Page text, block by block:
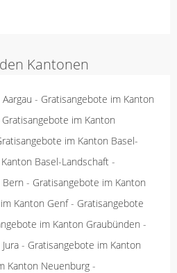
Kantonen
- Gratisangebote im Kanton
Gratisangebote im Kanton
im Kanton Basel-
Basel-Landschaft -
Bern - Gratisangebote im Kanton
Kanton Genf- Gratisangebote
im Kanton Graubünden -
- Gratisangebote im Kanton
Kanton Neuenburg -